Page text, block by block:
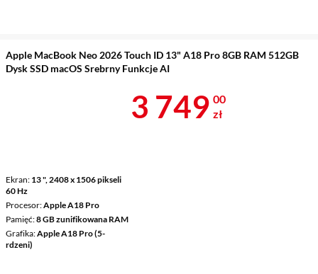
Apple MacBook Neo 2026 Touch ID 13" A18 Pro 8GB RAM 512GB
Dysk SSD macOS Srebrny Funkcje AI
Ekran 13 ", 2408 x 1506 pikseli
60 Hz
Procesor Apple A18 Pro
Pamięć 8 GB zunifikowana RAM
Grafika Apple A18 Pro (5-
rdzeni)
Cena 3 749 zł
3 749 00
zł